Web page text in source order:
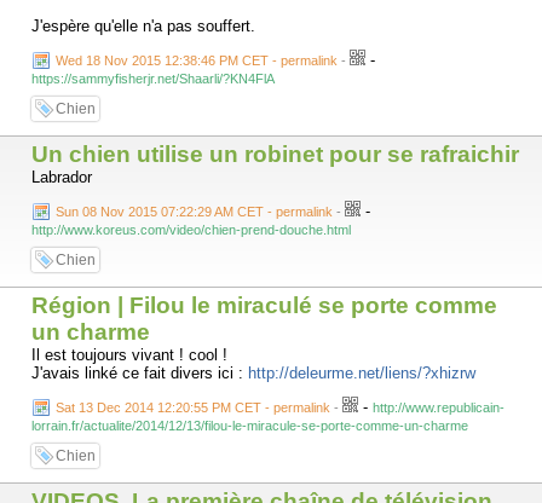
J'espère qu'elle n'a pas souffert.
Wed 18 Nov 2015 12:38:46 PM CET - permalink - -
https://sammyfisherjr.net/Shaarli/?KN4FlA
Chien
Un chien utilise un robinet pour se rafraichir
Labrador
Sun 08 Nov 2015 07:22:29 AM CET - permalink - -
http://www.koreus.com/video/chien-prend-douche.html
Chien
Région | Filou le miraculé se porte comme
un charme
Il est toujours vivant ! cool !
J'avais linké ce fait divers ici : http://deleurme.net/liens/?xhizrw
Sat 13 Dec 2014 12:20:55 PM CET - permalink - - http://www.republicain-
lorrain.fr/actualite/2014/12/13/filou-le-miracule-se-porte-comme-un-charme
Chien